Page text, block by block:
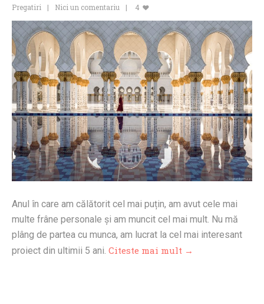
Pregatiri Nici un comentariu 4
Anul în care am călătorit cel mai puțin, am avut cele mai
multe frâne personale și am muncit cel mai mult. Nu mă
plâng de partea cu munca, am lucrat la cel mai interesant
proiect din ultimii 5 ani. Citeste mai mult →